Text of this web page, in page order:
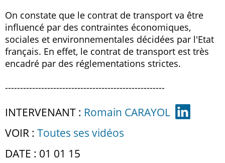
On constate que le contrat de transport va être
influencé par des contraintes économiques,
sociales et environnementales décidées par l'Etat
français. En effet, le contrat de transport est très
encadré par des réglementations strictes.
-----------------------------------------------------
INTERVENANT : Romain CARAYOL
VOIR : Toutes ses vidéos
DATE : 01 01 15